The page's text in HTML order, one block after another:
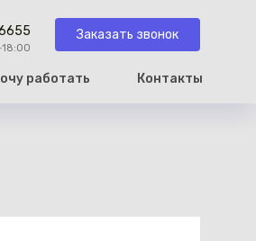
18:00
Заказать звонок
работать Контакты